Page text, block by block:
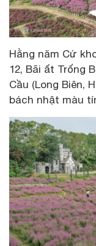
Hằng năm Cứ
12, Bãi ất Trống
Cầu (Long Biên,
bách nhật màu